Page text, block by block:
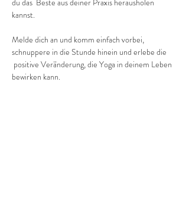
du das  Beste aus deiner Praxis herausholen
kannst.
Melde dich an und komm einfach vorbei,
schnuppere in die Stunde hinein und erlebe die
positive Veränderung, die Yoga in deinem Leben
bewirken kann.